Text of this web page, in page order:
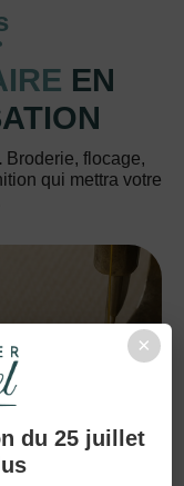
×
du 25 juillet
EN
Broderie, flocage,
qui mettra votre